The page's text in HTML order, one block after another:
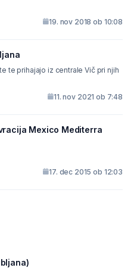
19. nov 2018 ob 10:08
te prihajajo iz centrale Vič pri njih
11. nov 2021 ob 7:48
Mexico Mediterra
17. dec 2015 ob 12:03